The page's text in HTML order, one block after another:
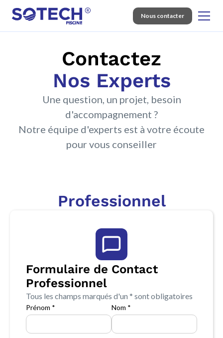
Nous contacter
Contactez
Nos Experts
Une question, un projet, besoin
d'accompagnement ?
Notre équipe d'experts est à votre écoute
pour vous conseiller
Professionnel
Formulaire de Contact
Professionnel
Tous les champs marqués d'un * sont obligatoires
Prénom * Nom *